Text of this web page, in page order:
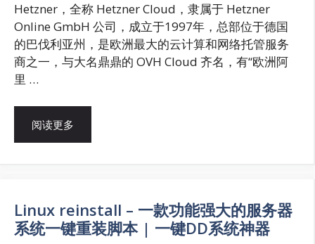
Hetzner，全称 Hetzner Cloud，隶属于 Hetzner
Online GmbH 公司，成立于1997年，总部位于德国
的巴伐利亚州，是欧洲最大的云计算和网络托管服务
商之一，与大名鼎鼎的 OVH Cloud 齐名，有“欧洲阿
里 …
阅读更多
Linux reinstall – 一款功能强大的服务器
系统一键重装脚本 | 一键DD系统神器